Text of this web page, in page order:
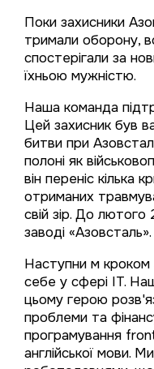
Поки захисники
тримали оборону,
спостерігали за
їхньою мужністю.
Наша команда
Цей захисник був
битви при
полоні як
він переніс кілька
отриманих
свій зір. До
заводі «Азовсталь».
Наступни м кроком
себе у сфері IT.
цьому герою
проблеми та
програмування
англійської мови.